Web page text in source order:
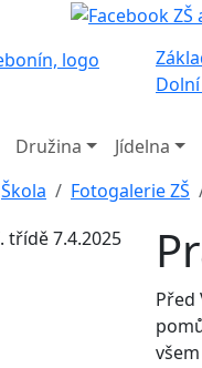
Družina Jídelna
Škola
Fotogalerie ZŠ
Před